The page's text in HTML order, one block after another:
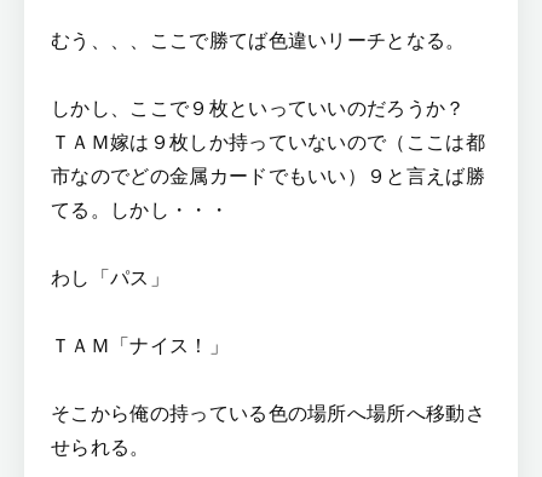
むう、、、ここで勝てば色違いリーチとなる。
しかし、ここで９枚といっていいのだろうか？
ＴＡＭ嫁は９枚しか持っていないので（ここは都
市なのでどの金属カードでもいい）９と言えば勝
てる。しかし・・・
わし「パス」
ＴＡＭ「ナイス！」
そこから俺の持っている色の場所へ場所へ移動さ
せられる。